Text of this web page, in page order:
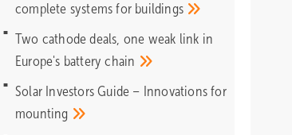
complete systems for buildings
Two cathode deals, one weak link in
Europe's batterychain
Solar Investors Guide – Innovations for
mounting